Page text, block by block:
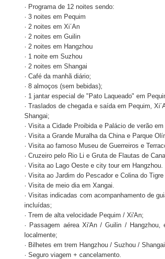
· Programa de 12 noites sendo:
· 3 noites em Pequim
· 2 noites em Xi´An
· 2 noites em Guilin
· 2 noites em Hangzhou
· 1 noite em Suzhou
· 2 noites em Shangai
· Café da manhã diário;
· 8 almoços (sem bebidas);
· 1 jantar especial de "Pato Laqueado" em
· Traslados de chegada e saída em Pequim,
Shangai;
· Visita a Cidade Proibida e Palácio de verão
· Visita a Grande Muralha da China e Parque
· Visita ao famoso Museu de Guerreiros e
· Cruzeiro pelo Rio Li e Gruta de Flautas de
· Visita ao Lago Oeste e city tour em Hangzhou.
· Visita ao Jardim do Pescador e Colina do
· Visita de meio dia em Xangai.
· Visitas indicadas com acompanhamento de
incluídas;
· Trem de alta velocidade Pequim / Xi'An;
· Passagem aérea Xi'An / Guilin / Hangzhou,
localmente;
· Bilhetes em trem Hangzhou / Suzhou /
· Seguro viagem + cancelamento.